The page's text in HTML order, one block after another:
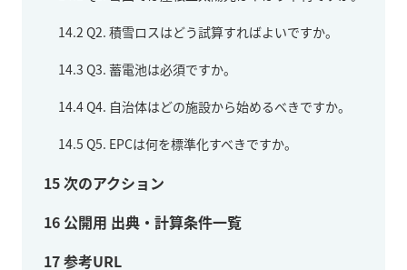
14.2 Q2. 積雪ロスはどう試算すればよいですか。
14.3 Q3. 蓄電池は必須ですか。
14.4Q4. 自治体はどの施設から始めるべきですか。
14.5 Q5. EPCは何を標準化すべきですか。
15次のアクション
16 公開用 出典・計算条件一覧
17参考URL